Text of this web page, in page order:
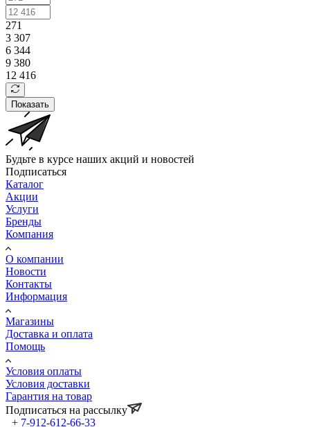
271
3 307
6 344
9 380
12 416
Показать
Будьте в курсе наших акций и новостей
Подписаться
Каталог
Акции
Услуги
Бренды
Компания
О компании
Новости
Контакты
Информация
Магазины
Доставка и оплата
Помощь
Условия оплаты
Условия доставки
Гарантия на товар
Подписаться на рассылку
+ 7-912-612-66-33